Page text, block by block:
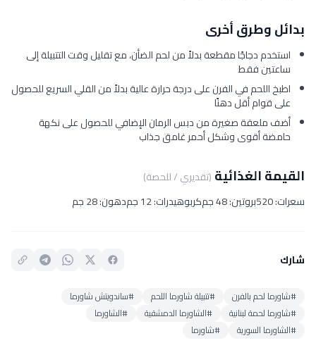
بدائل وطرق أخرى
استخدم دجاجًا مقطعة بدلاً من لحم الضأن، مع تقليل وقت التتبيلة إلى
ساعتين فقط
اطبخ اللحم في الفرن على درجة حرارة عالية بدلاً من القلي السريع للحصول
على قوام أقل دهنًا
أضف ملعقة صغيرة من دبس الرمان الإضافي للحصول على نكهة
حامضة أقوى وشكل أحمر غامق جذاب
القيمة الغذائية (تقديري / للحصة)
سعرات: 520
بروتين: 48 جم كربوهيدرات: 12 جم دهون: 28 جم
شارك
#شاورما لحم بالفرن #تتبيلة شاورما اللحم
#ساندويتش شاورما
#شاورما لحمة لبنانية
#الشاورما الدمشقية
#الشاورما
#الشاورما السورية
#شاورما